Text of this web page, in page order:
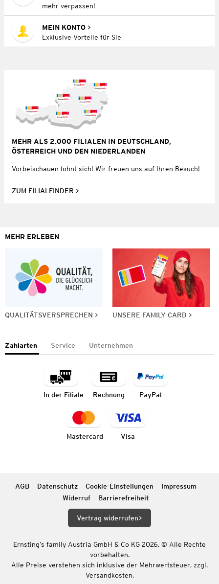
mehr verpassen!
MEIN KONTO
Exklusive Vorteile für Sie
MEHR ALS 2.000 FILIALEN IN DEUTSCHLAND,
ÖSTERREICH UND DEN NIEDERLANDEN
Vorbeischauen lohnt sich! Wir freuen uns auf Ihren Besuch!
ZUM FILIALFINDER
MEHR ERLEBEN
QUALITÄTSVERSPRECHEN UNSERE FAMILY CARD
Zahlarten Service Unternehmen
In der Filiale Rechnung PayPal
Mastercard Visa
AGB Datenschutz Cookie-Einstellungen
Impressum
Widerruf
Barrierefreiheit
Vertrag widerrufen
Ernsting’s family Austria GmbH & Co KG 2026. © Alle Rechte
vorbehalten.
Alle Preise verstehen sich inklusive der Mehrwertsteuer, zzgl.
Versandkosten.